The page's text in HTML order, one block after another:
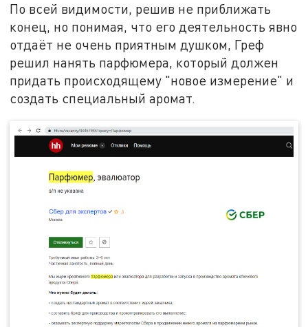
По всей видимости, решив не приближать
конец, но понимая, что его деятельность явно
отдаёт не очень приятным душком, Греф
решил нанять парфюмера, который должен
придать происходящему "новое измерение" и
создать специальный аромат.